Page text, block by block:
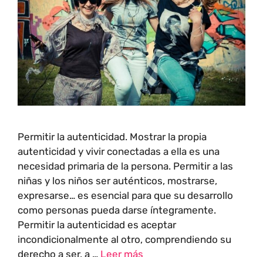
Permitir la autenticidad. Mostrar la propia
autenticidad y vivir conectadas a ella es una
necesidad primaria de la persona. Permitir a las
niñas y los niños ser auténticos, mostrarse,
expresarse… es esencial para que su desarrollo
como personas pueda darse íntegramente.
Permitir la autenticidad es aceptar
incondicionalmente al otro, comprendiendo su
derecho a ser, a … Leer más